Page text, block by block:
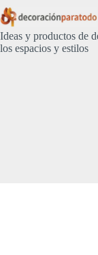
Saltar
al
contenido
Ideas y productos de
los espacios y estilos